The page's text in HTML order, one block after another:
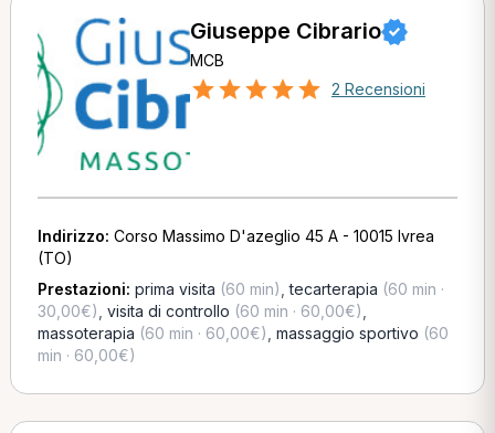
Giuseppe Cibrario
MCB
2 Recensioni
Indirizzo: Corso Massimo D'azeglio 45 A - 10015 Ivrea
(TO)
Prestazioni: prima visita (60 min) ,tecarterapia (60 min ·
30,00€) visita di controllo (60 min · 60,00€)
massoterapia (60 min · 60,00€) massaggio sportivo (60
min · 60,00€)